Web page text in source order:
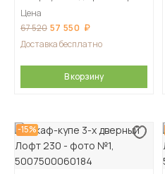
Цена
67 520 57 550
Доставка бесплатно
В корзину
-15%